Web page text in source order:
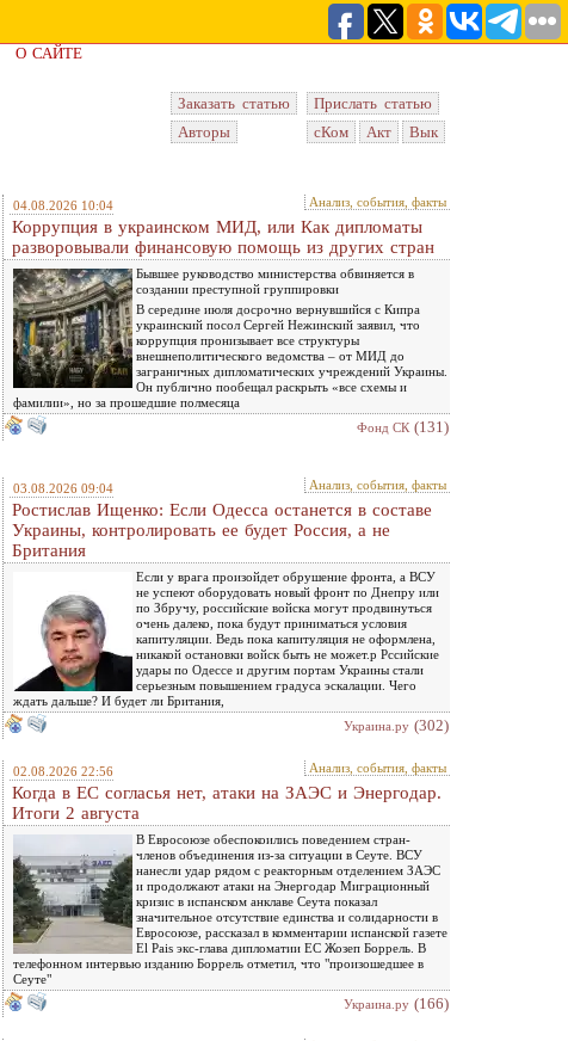
О САЙТЕ
Заказать статью
Прислать статью
Авторы
сКом Акт
Вык
04.08.2026 10:04 Анализ, события, факты
Коррупция в украинском МИД, или Как дипломаты
разворовывали финансовую помощь из других стран
Бывшее руководство министерства обвиняется в
создании преступной группировки
В середине июля досрочно вернувшийся с Кипра
украинский посол Сергей Нежинский заявил, что
коррупция пронизывает все структуры
внешнеполитического ведомства – от МИД до
заграничных дипломатических учреждений Украины.
Он публично пообещал раскрыть «все схемы и
фамилии», но за прошедшие полмесяца
Фонд СК (131)
03.08.2026 09:04 Анализ, события, факты
Ростислав Ищенко: Если Одесса останется в составе
Украины, контролировать ее будет Россия, а не
Британия
Если у врага произойдет обрушение фронта, а ВСУ
не успеют оборудовать новый фронт по Днепру или
по Збручу, российские войска могут продвинуться
очень далеко, пока будут приниматься условия
капитуляции. Ведь пока капитуляция не оформлена,
никакой остановки войск быть не может.р Рссийские
удары по Одессе и другим портам Украины стали
серьезным повышением градуса эскалации. Чего
ждать дальше? И будет ли Британия,
Украина.ру (302)
02.08.2026 22:56 Анализ, события, факты
Когда в ЕС согласья нет, атаки на ЗАЭС и Энергодар.
Итоги 2 августа
В Евросоюзе обеспокоились поведением стран-
членов объединения из-за ситуации в Сеуте. ВСУ
нанесли удар рядом с реакторным отделением ЗАЭС
и продолжают атаки на Энергодар Миграционный
кризис в испанском анклаве Сеута показал
значительное отсутствие единства и солидарности в
Евросоюзе, рассказал в комментарии испанской газете
El Pais экс-глава дипломатии ЕС Жозеп Боррель. В
телефонном интервью изданию Боррель отметил, что "произошедшее в
Сеуте"
Украина.ру (166)